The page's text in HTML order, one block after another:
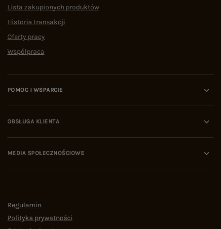
Lista zakupionych produktów
Historia transakcji
Oferty pracy
Współpraca
POMOC I WSPARCIE
OBSŁUGA KLIENTA
MEDIA SPOŁECZNOŚCIOWE
Regulamin
Polityka prywatności